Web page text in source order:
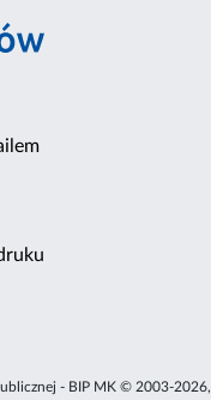
- BIP MK © 2003-2026,